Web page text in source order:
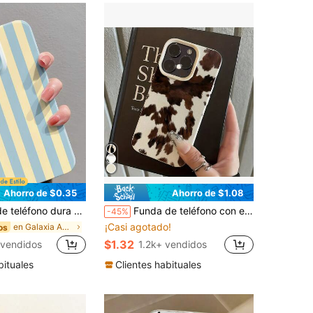
Ahorro de $0.35
1 pieza, compatible con iPhone 11/12/13/14/15/16 Pro Max, impermeable, a prueba de golpes, anti-caídas, resistente a arañazos, versión internacional, no versión doméstica, regalo de primavera, oficina
en Galaxia A04E Fundas para teléfonos
Ahorro de $1.08
-45% Funda de teléfono con estampado minimalista de vaca, compatible con 17 16 15 14 13 12 11 Mini Pro Max Air Plus, cubierta trasera mate a prueba de caídas, funda protectora para smartphone, funda de uso diario, accesorio de teléfono de moda, diseño creativo, diseño impreso con UV, carcasa protectora de moda, entusiastas de la moda, amantes de la música, perfecto como regalo de cumpleaños
¡Casi agotado!
$1.32 1.2k+ vendidos
Clientes habituales